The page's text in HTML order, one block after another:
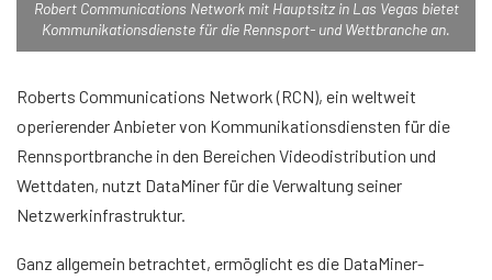
Robert Communications Network mit Hauptsitz in Las Vegas bietet
Kommunikationsdienste für die Rennsport- und Wettbranche an.
Roberts Communications Network (RCN), ein weltweit
operierender Anbieter von Kommunikationsdiensten für die
Rennsportbranche in den Bereichen Videodistribution und
Wettdaten, nutzt DataMiner für die Verwaltung seiner
Netzwerkinfrastruktur.
Ganz allgemein betrachtet, ermöglicht es die DataMiner-